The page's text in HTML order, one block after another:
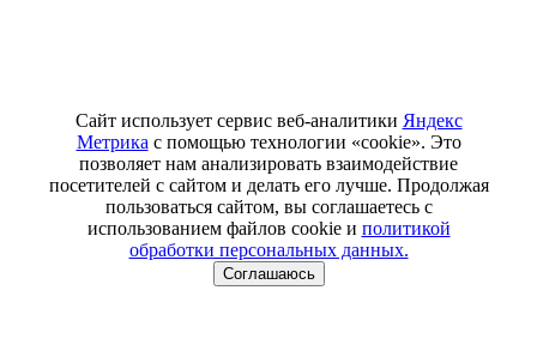
Сайт использует сервис веб-аналитики Яндекс
Метрика с помощью технологии «cookie». Это
позволяет нам анализировать взаимодействие
посетителей с сайтом и делать его лучше. Продолжая
пользоваться сайтом, вы соглашаетесь с
использованием файлов cookie и политикой
обработки персональных данных.
Соглашаюсь